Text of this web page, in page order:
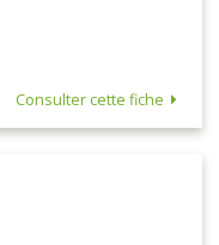
Consulter cette fiche